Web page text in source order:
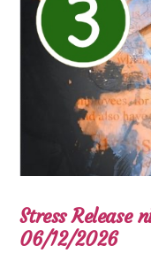
Stress Release
06/12/2026